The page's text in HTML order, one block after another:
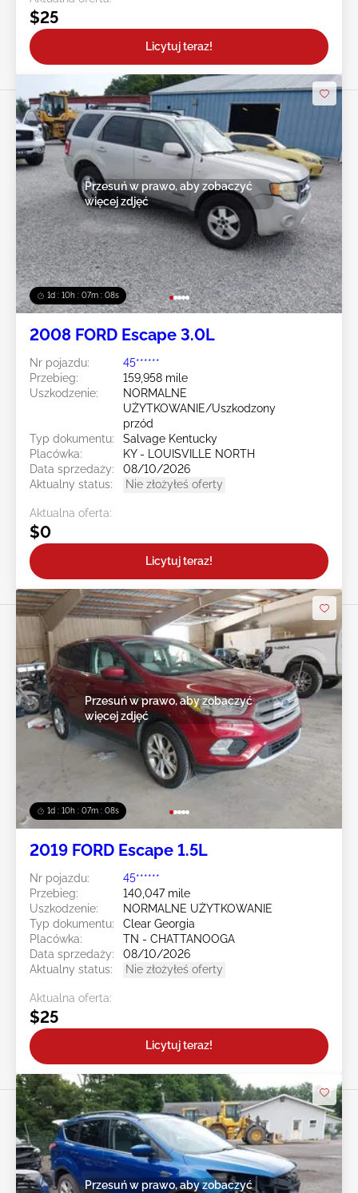
$25
Licytuj teraz!
1d : 10h : 07m : 05s
Przesuń w prawo, aby zobaczyć
więcej zdjęć
2008 FORD Escape 3.0L
Nr pojazdu:
45******
Przebieg:
159,958 mile
Uszkodzenie:
NORMALNE
UŻYTKOWANIE/Uszkodzony
przód
Typ dokumentu:
Salvage Kentucky
Placówka:
KY - LOUISVILLE NORTH
Data sprzedaży:
08/10/2026
Aktualny status:
Nie złożyłeś oferty
Aktualna oferta:
$0
Licytuj teraz!
1d : 10h : 07m : 05s
Przesuń w prawo, aby zobaczyć
więcej zdjęć
2019 FORD Escape 1.5L
Nr pojazdu:
45******
Przebieg:
140,047 mile
Uszkodzenie:
NORMALNE UŻYTKOWANIE
Typ dokumentu:
Clear Georgia
Placówka:
TN - CHATTANOOGA
Data sprzedaży:
08/10/2026
Aktualny status:
Nie złożyłeś oferty
Aktualna oferta:
$25
Licytuj teraz!
Przesuń w prawo, aby zobaczyć